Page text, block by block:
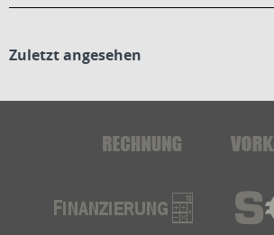
Zuletzt angesehen